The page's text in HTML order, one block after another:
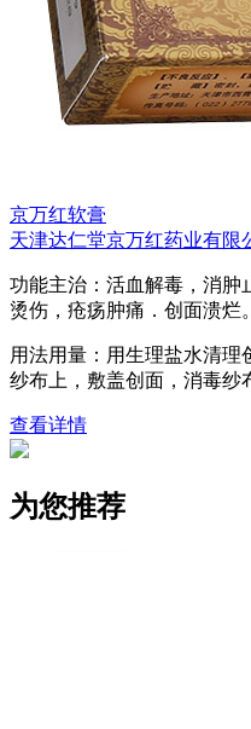
京万红软膏
天津达仁堂京万红药业有限
功能主治：活血解毒，消肿
烫伤，疮疡肿痛．创面溃烂。
用法用量：用生理盐水清
纱布上，敷盖创面，消毒纱
查看详情
为您推荐